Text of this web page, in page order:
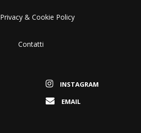
Privacy & Cookie Policy
Contatti
INSTAGRAM
EMAIL